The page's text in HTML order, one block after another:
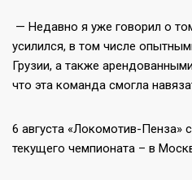
— Недавно я уже говорил о
усилился, в том числе
Грузии, а также
что эта команда смогла
6 августа «Локомотив-Пенза»
текущего чемпионата – в